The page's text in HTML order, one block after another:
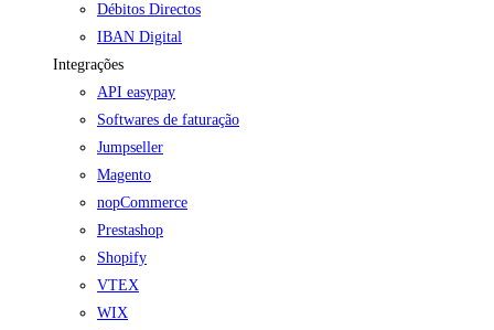
Débitos Directos
IBAN Digital
Integrações
API easypay
Softwares de faturação
Jumpseller
Magento
nopCommerce
Prestashop
Shopify
VTEX
WIX